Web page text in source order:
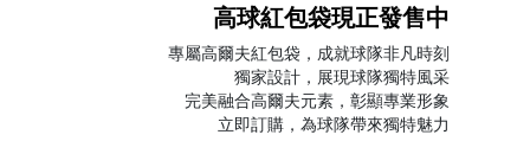
高球紅包袋現正發售中
專屬高爾夫紅包袋，成就球隊非凡時刻
獨家設計，展現球隊獨特風采
完美融合高爾夫元素，彰顯專業形象
立即訂購，為球隊帶來獨特魅力